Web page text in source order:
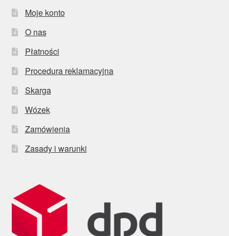
Moje konto
O nas
Płatności
Procedura reklamacyjna
Skarga
Wózek
Zamówienia
Zasady i warunki